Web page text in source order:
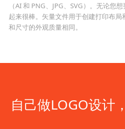
（AI 和 PNG、JPG、SVG）。无论您
起来很棒。矢量文件用于创建打印布
和尺寸的外观质量相同。
自己做LOGO设计